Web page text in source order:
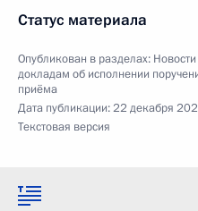
Статус материала
Опубликован в разделах:
докладам об исполнении
приёма
Дата публикации:22 декабря
Текстовая версия